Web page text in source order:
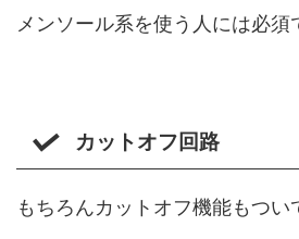
メンソール系を使う人には必須
カットオフ回路
もちろんカットオフ機能もつい